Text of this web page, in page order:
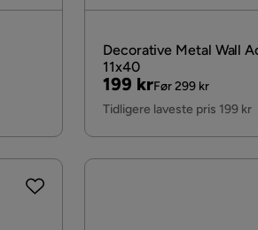
Decorative Metal Wall
11x40
Pris
199 kr
Original
Pris
Før 299 kr
Tidligere laveste pris 199 kr